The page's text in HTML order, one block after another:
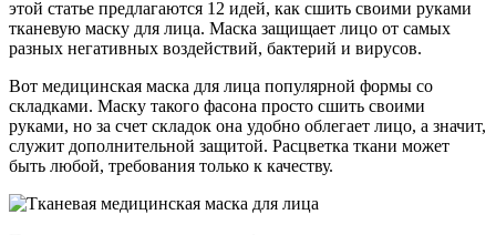
этой статье предлагаются 12 идей, как сшить своими руками
тканевую маску для лица. Маска защищает лицо от самых
разных негативных воздействий, бактерий и вирусов.
Вот медицинская маска для лица популярной формы со
складками. Маску такого фасона просто сшить своими
руками, но за счет складок она удобно облегает лицо, а значит,
служит дополнительной защитой. Расцветка ткани может
быть любой, требования только к качеству.